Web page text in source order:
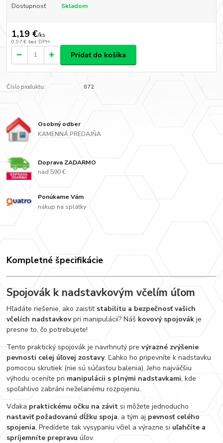
Dostupnosť Skladom
1,19 €/ks
0,97 € bez DPH
Pridať do košíka
Číslo produktu: 072
Osobný odber
KAMENNÁ PREDAJŇA
Doprava ZADARMO
nad 590 €
Ponúkame Vám
nákup na splátky
Kompletné špecifikácie
Spojovák k nadstavkovým včelím úľom
Hľadáte riešenie, ako zaistiť stabilitu a bezpečnosť vašich
včelích nadstavkovpri manipulácii? Náš kovový spojovák je
presne to, čo potrebujete!
Tento praktický spojovák je navrhnutý prevýrazné zvýšenie
pevnosti celej úľovej zostavy. Ľahko ho pripevníte k nadstavku
pomocou skrutiek (nie sú súčasťou balenia). Jeho najväčšiu
výhodu oceníte pri manipulácii s plnými nadstavkami, kde
spoľahlivo zabráni neželanému rozpojeniu.
Vďaka praktickému očku na závit si môžete jednoducho
nastaviť požadovanú dĺžku spoja, a tým aj pevnosť celého
spojenia. Predídete tak vysypaniu včiel a výrazne si uľahčíte a
spríjemníte prepravu úľov.